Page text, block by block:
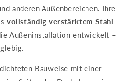
anderen Außenbereichen. Ihre
vollständig verstärktem Stahl
Außeninstallation entwickelt –
Bauweise mit einer